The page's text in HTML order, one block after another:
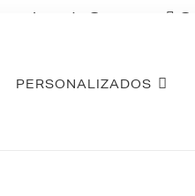
Sequra
PERSONALIZADOS